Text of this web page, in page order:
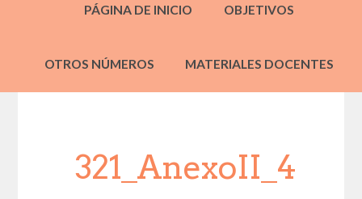
PÁGINA DE INICIO OBJETIVOS
OTROS NÚMEROS MATERIALES DOCENTES
321_AnexoII_4